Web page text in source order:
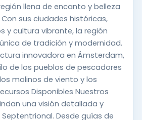
llena de encanto y belleza
Con sus ciudades históricas,
y cultura vibrante, la región
de tradición y modernidad.
innovadora en Ámsterdam,
de los pueblos de pescadores
molinos de viento y los
Disponibles Nuestros
una visión detallada y
Desde guías de